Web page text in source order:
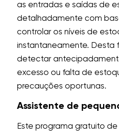
as entradas e saídas de
detalhadamente com
controlar os níveis de
instantaneamente. Desta
detectar
excesso ou falta de
precauções oportunas.
Assistente de
Este programa gratuito